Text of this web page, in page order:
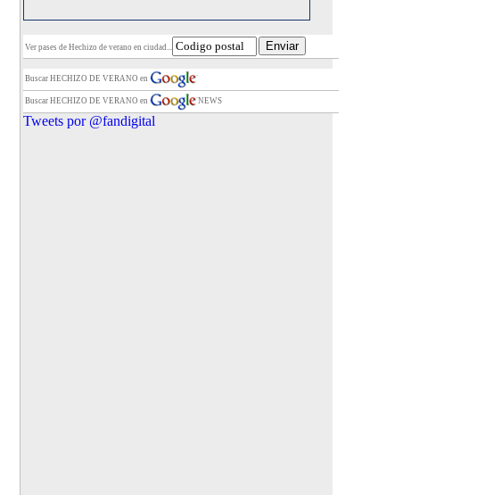
Ver pases de Hechizo de verano en ciudad...
Buscar HECHIZO DE VERANO en
Buscar HECHIZO DE VERANO en NEWS
Tweets por @fandigital